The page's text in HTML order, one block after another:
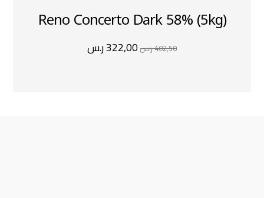
Reno Concerto Dark 58% (5kg)
402,50ر.س 322,00ر.س